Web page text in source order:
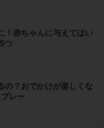
！赤ちゃんに与えてはい
つ
の？おでかけが楽しくな
レー